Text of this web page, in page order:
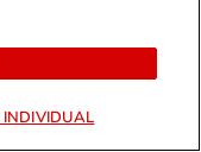
INDIVIDUAL